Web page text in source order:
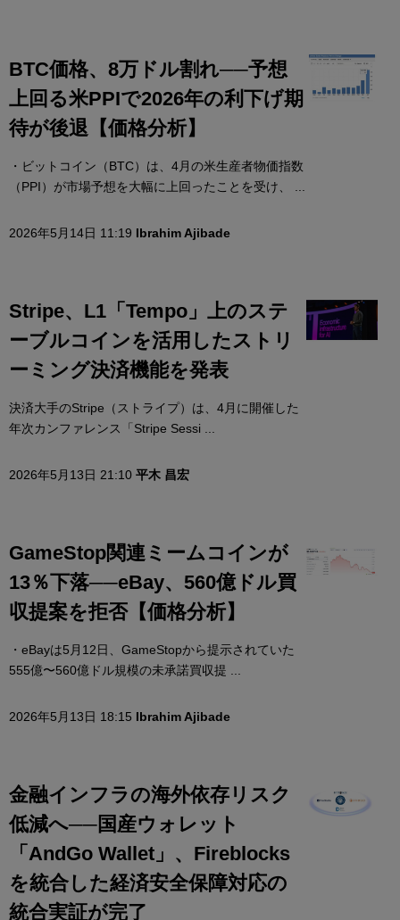
BTC価格、8万ドル割れ──予想
上回る米PPIで2026年の利下げ期
待が後退【価格分析】
・ビットコイン（BTC）は、4月の米生産者物価指数
（PPI）が市場予想を大幅に上回ったことを受け、 ...
2026年5月14日 11:19 Ibrahim Ajibade
Stripe、L1「Tempo」上のステ
ーブルコインを活用したストリ
ーミング決済機能を発表
決済大手のStripe（ストライプ）は、4月に開催した
年次カンファレンス「Stripe Sessi ...
2026年5月13日 21:10 平木 昌宏
GameStop関連ミームコインが
13％下落──eBay、560億ドル買
収提案を拒否【価格分析】
・eBayは5月12日、GameStopから提示されていた
555億〜560億ドル規模の未承諾買収提 ...
2026年5月13日 18:15 Ibrahim Ajibade
金融インフラの海外依存リスク
低減へ──国産ウォレット
「AndGo Wallet」、Fireblocks
を統合した経済安全保障対応の
統合実証が完了